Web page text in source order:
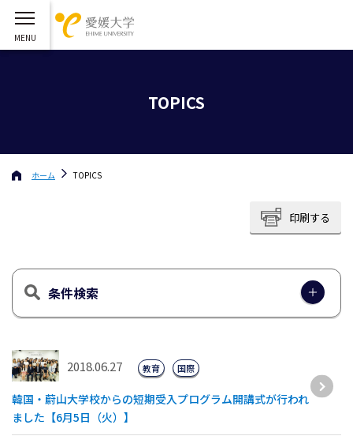
TOPICS
ホーム TOPICS
印刷する
条件検索
2018.06.27
韓国・蔚山大学校からの短期受入プログラム開講式が行われ
ました【6月5日（火）】
教育 国際